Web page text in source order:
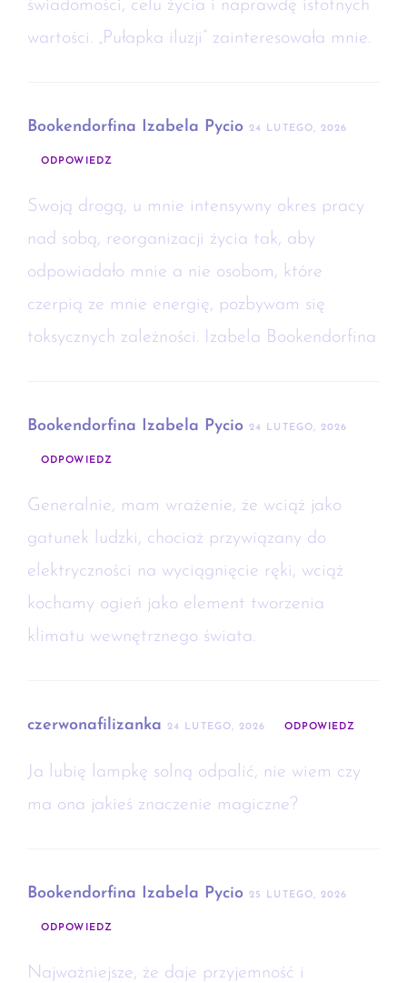
świadomości, celu życia i naprawdę istotnych
wartości. „Pułapka iluzji” zainteresowała mnie.
Bookendorfina Izabela Pycio 24 LUTEGO, 2026
ODPOWIEDZ
Swoją drogą, u mnie intensywny okres pracy
nad sobą, reorganizacji życia tak, aby
odpowiadało mnie a nie osobom, które
czerpią ze mnie energię, pozbywam się
toksycznych zależności. Izabela Bookendorfina
Bookendorfina Izabela Pycio 24 LUTEGO, 2026
ODPOWIEDZ
Generalnie, mam wrażenie, że wciąż jako
gatunek ludzki, chociaż przywiązany do
elektryczności na wyciągnięcie ręki, wciąż
kochamy ogień jako element tworzenia
klimatu wewnętrznego świata.
czerwonafilizanka 24 LUTEGO, 2026 ODPOWIEDZ
Ja lubię lampkę solną odpalić, nie wiem czy
ma ona jakieś znaczenie magiczne?
Bookendorfina Izabela Pycio 25 LUTEGO, 2026
ODPOWIEDZ
Najważniejsze, że daje przyjemność i